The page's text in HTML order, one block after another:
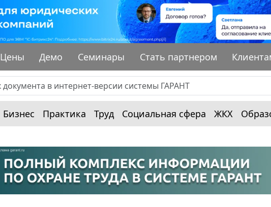
Цены Демо Семинары Стать партнером
Бизнес Практика Труд Социальная сфера ЖКХ